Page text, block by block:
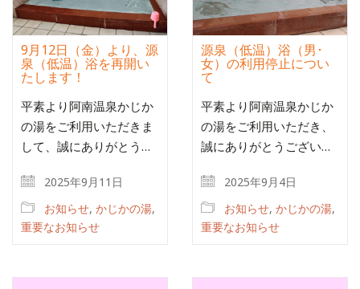
9月12日（金）より、源
泉（低温）浴を再開い
たします！
平素より阿南温泉かじか
の湯をご利用いただきま
して、誠にありがとう…
2025年9月11日
お知らせ, かじかの湯,
重要なお知らせ
源泉（低温）浴（男･
女）の利用停止につい
て
平素より阿南温泉かじか
の湯をご利用いただき、
誠にありがとうござい…
2025年9月4日
お知らせ, かじかの湯,
重要なお知らせ